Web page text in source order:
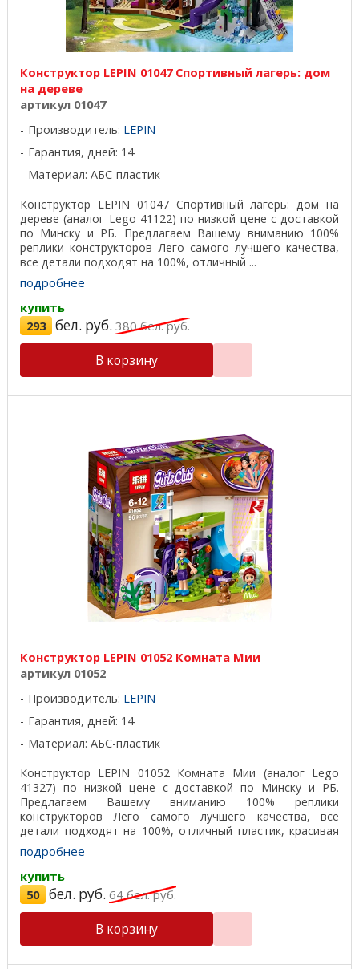
Конструктор LEPIN 01047 Спортивный лагерь: дом
на дереве
артикул 01047
Производитель: LEPIN
Гарантия, дней: 14
Материал: АБС-пластик
Конструктор LEPIN 01047 Спортивный лагерь: дом на
дереве (аналог Lego 41122) по низкой цене с доставкой
по Минску и РБ. Предлагаем Вашему вниманию 100%
реплики конструкторов Лего самого лучшего качества,
все детали подходят на 100%, отличный ...
подробнее
купить
293 бел. руб. 380бел. руб.
В корзину
Конструктор LEPIN 01052 Комната Мии
артикул 01052
Производитель: LEPIN
Гарантия, дней: 14
Материал: АБС-пластик
Конструктор LEPIN 01052 Комната Мии (аналог Lego
41327) по низкой цене с доставкой по Минску и РБ.
Предлагаем Вашему вниманию 100% реплики
конструкторов Лего самого лучшего качества, все
детали подходят на 100%, отличный пластик, красивая
подарочная ...
подробнее
купить
50 бел. руб. 64бел. руб.
В корзину